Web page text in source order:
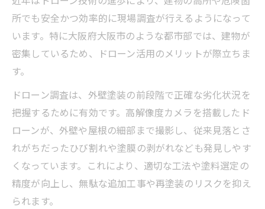
足場不要の外壁塗装調査が叶える安全性
外壁塗装現場の安全性を高めるドローン調
査
法
ドローン導入で現場作業の負担を軽減する
理由
外壁塗装における安全確保のための最新調
査法
ドローンがもたらす外壁塗装の新しい安心
所でも安全かつ効率的に現場調査が行えるようになって
います。特に大阪府大阪市のような都市部では、建物が
密集しているため、ドローン活用のメリットが際立ちま
す。
ドローン調査は、外壁塗装の前段階で正確な劣化状況を
把握するために有効です。高解像度カメラを搭載したド
ローンが、外壁や屋根の細部まで撮影し、従来見落とさ
れがちだったひび割れや塗膜の剥がれなども発見しやす
くなっています。これにより、適切な工法や塗料選定の
精度が向上し、無駄な追加工事や再塗装のリスクを抑え
られます。